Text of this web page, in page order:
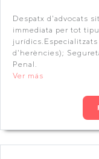
Despatx d'advocats
immediata per tot
d'herències);
Penal.
Ver más